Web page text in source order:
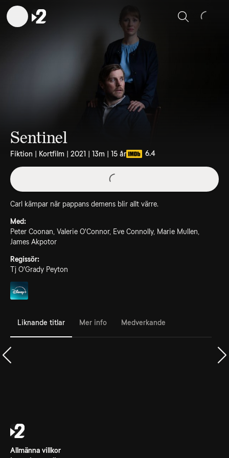
Sök
Sentinel
Fiktion | Kortfilm | 2021 | 13m | 15 år 6.4
Carl kämpar när pappans demens blir allt värre.
Med:
Peter Coonan, Valerie O'Connor, Eve Connolly, Marie Mullen,
James Akpotor
Regissör:
Tj O'Grady Peyton
Liknande titlar Mer info Medverkande
Allmänna villkor